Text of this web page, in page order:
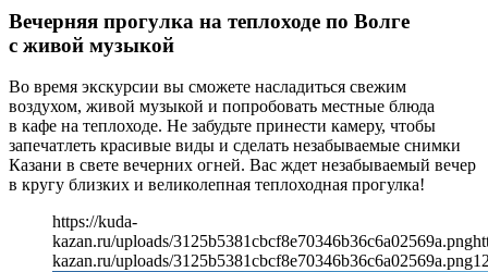
Вечерняя прогулка на теплоходе по Волге
с живой музыкой
Во время экскурсии вы сможете насладиться свежим
воздухом, живой музыкой и попробовать местные блюда
в кафе на теплоходе. Не забудьте принести камеру, чтобы
запечатлеть красивые виды и сделать незабываемые снимки
Казани в свете вечерних огней. Вас ждет незабываемый вечер
в кругу близких и великолепная теплоходная прогулка!
https://kuda-
kazan.ru/uploads/3125b5381cbcf8e70346b36c6a02569a.png
kazan.ru/uploads/3125b5381cbcf8e70346b36c6a02569a.png